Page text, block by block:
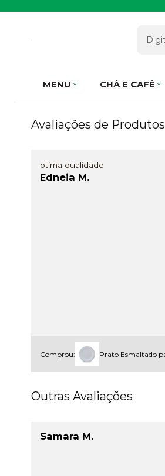
MENU CHÁ E CAFÉ
Avaliações de Produtos
otima qualidade
Edneia M.
Comprou: Prato Esmaltado
Outras Avaliações
Samara M.